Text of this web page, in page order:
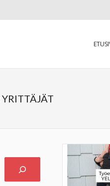
YRITTÄJÄT